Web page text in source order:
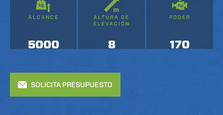
ALCANCE
5000
ALTURA DE
ELEVACIÓN
8
PODER
170
SOLICITA PRESUPUESTO